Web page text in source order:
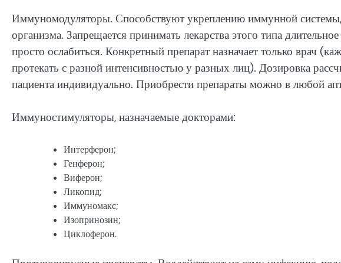
Иммуномодуляторы. Способствуют укреплению иммунной
организма. Запрещается принимать лекарства этого типа
просто ослабиться. Конкретный препарат назначает только врач
протекать с разной интенсивностью у разных лиц). Дозировка
пациента индивидуально. Приобрести препараты можно в любой
Иммуностимуляторы, назначаемые докторами:
Интерферон;
Генферон;
Виферон;
Ликопид;
Иммуномакс;
Изопринозин;
Циклоферон.